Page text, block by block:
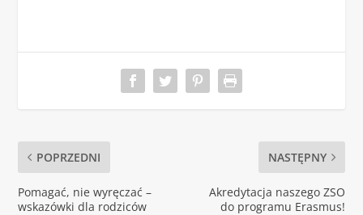
POPRZEDNI
Pomagać, nie wyręczać –
wskazówki dla rodziców
NASTĘPNY
Akredytacja naszego ZSO
do programu Erasmus!